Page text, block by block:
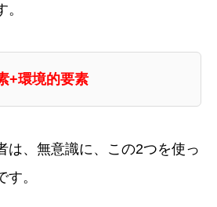
+環境的要素
は、無意識に、この2つを使っ
。